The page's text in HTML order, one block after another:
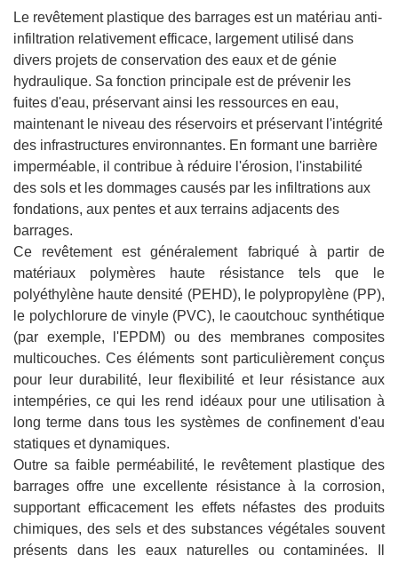
Le revêtement plastique des barrages est un matériau anti-
infiltration relativement efficace, largement utilisé dans
divers projets de conservation des eaux et de génie
hydraulique. Sa fonction principale est de prévenir les
fuites d'eau, préservant ainsi les ressources en eau,
maintenant le niveau des réservoirs et préservant l'intégrité
des infrastructures environnantes. En formant une barrière
imperméable, il contribue à réduire l'érosion, l'instabilité
des sols et les dommages causés par les infiltrations aux
fondations, aux pentes et aux terrains adjacents des
barrages.
Ce revêtement est généralement fabriqué à partir de
matériaux polymères haute résistance tels que le
polyéthylène haute densité (PEHD), le polypropylène (PP),
le polychlorure de vinyle (PVC), le caoutchouc synthétique
(par exemple, l'EPDM) ou des membranes composites
multicouches. Ces éléments sont particulièrement conçus
pour leur durabilité, leur flexibilité et leur résistance aux
intempéries, ce qui les rend idéaux pour une utilisation à
long terme dans tous les systèmes de confinement d'eau
statiques et dynamiques.
Outre sa faible perméabilité, le revêtement plastique des
barrages offre une excellente résistance à la corrosion,
supportant efficacement les effets néfastes des produits
chimiques, des sels et des substances végétales souvent
présents dans les eaux naturelles ou contaminées. Il